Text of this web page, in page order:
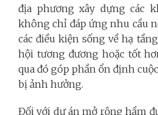
địa phương xây dựng các
không chỉ đáp ứng nhu cầu
các điều kiện sống về hạ
hội tương đương hoặc tốt
qua đó góp phần ổn định
bị ảnh hưởng.
Đối với dự án mở rộng hầm